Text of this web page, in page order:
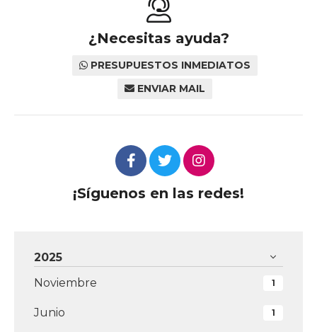
¿Necesitas ayuda?
PRESUPUESTOS INMEDIATOS
ENVIAR MAIL
¡Síguenos en las redes!
2025
Noviembre
1
Junio 1